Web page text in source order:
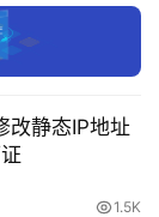
静态IP地址
1.5K